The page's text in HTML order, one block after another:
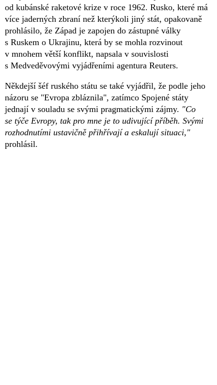
od kubánské raketové krize v roce 1962. Rusko, které má
více jaderných zbraní než kterýkoli jiný stát, opakovaně
prohlásilo, že Západ je zapojen do zástupné války
s Ruskem o Ukrajinu, která by se mohla rozvinout
v mnohem větší konflikt, napsala v souvislosti
s Medveděvovými vyjádřeními agentura Reuters.
Někdejší šéf ruského státu se také vyjádřil, že podle jeho
názoru se "Evropa zbláznila", zatímco Spojené státy
jednají v souladu se svými pragmatickými zájmy. "Co
se týče Evropy, tak pro mne je to udivující příběh. Svými
rozhodnutími ustavičně přihřívají a eskalují situaci,"
prohlásil.